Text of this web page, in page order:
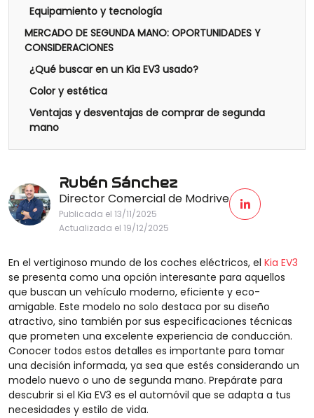
Equipamiento y tecnología
MERCADO DE SEGUNDA MANO: OPORTUNIDADES Y
CONSIDERACIONES
¿Qué buscar en un Kia EV3 usado?
Color y estética
Ventajas y desventajas de comprar de segunda
mano
Rubén Sánchez
Director Comercial de Modrive
Publicada el 13/11/2025
Actualizada el 19/12/2025
En el vertiginoso mundo de los coches eléctricos, el Kia EV3
se presenta como una opción interesante para aquellos
que buscan un vehículo moderno, eficiente y eco-
amigable. Este modelo no solo destaca por su diseño
atractivo, sino también por sus especificaciones técnicas
que prometen una excelente experiencia de conducción.
Conocer todos estos detalles es importante para tomar
una decisión informada, ya sea que estés considerando un
modelo nuevo o uno de segunda mano. Prepárate para
descubrir si el Kia EV3 es el automóvil que se adapta a tus
necesidades y estilo de vida.